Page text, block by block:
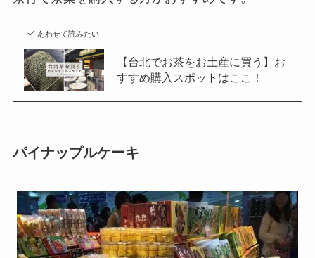
あわせて読みたい
【台北でお茶をお土産に買う】お
すすめ購入スポットはここ！
パイナップルケーキ